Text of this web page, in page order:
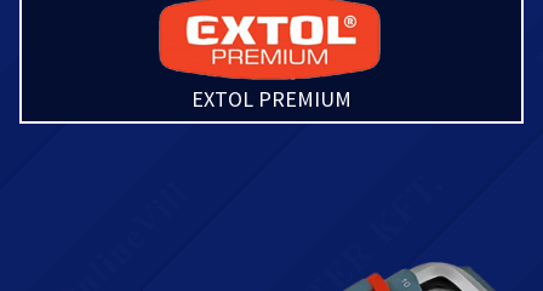
EXTOL PREMIUM